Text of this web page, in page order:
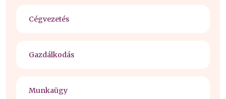
Cégvezetés
Gazdálkodás
Munkaügy